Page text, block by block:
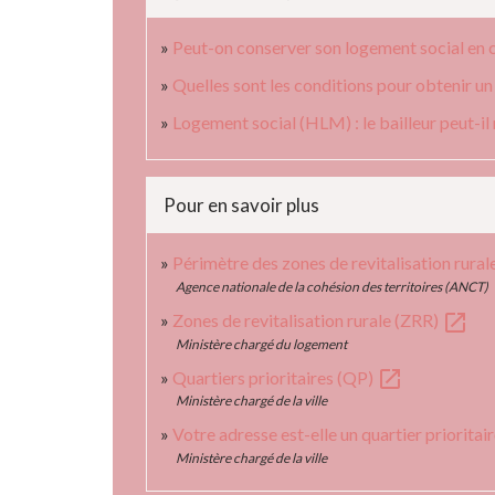
Peut-on conserver son logement social en
Quelles sont les conditions pour obtenir
Logement social (HLM) : le bailleur peut-il
Pour en savoir plus
Périmètre des zones de revitalisation
Agence nationale de la cohésion des territoires (ANCT)
Zones de revitalisation rurale (ZRR) open_in_new
Ministère chargé du logement
Quartiers prioritaires (QP) open_in_new
Ministère chargé de la ville
Votre adresse est-elle un quartier
Ministère chargé de la ville